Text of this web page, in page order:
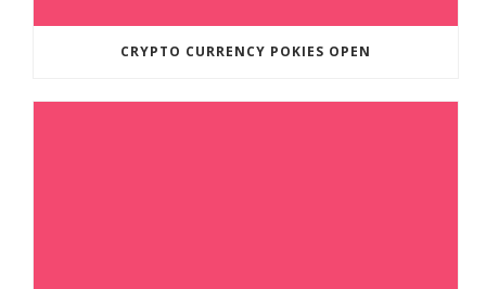
CRYPTO CURRENCY POKIES OPEN